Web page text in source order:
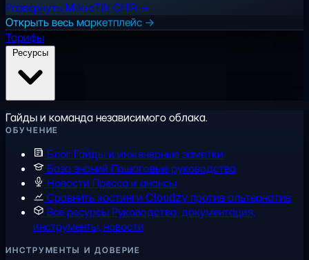
Развернуть MikroTik CHR →
Открыть весь маркетплейс →
Тарифы
Гайды и команда независимого облака.
ОБУЧЕНИЕ
Блог Гайды и инженерные заметки
База знаний Пошаговые руководства
Новости Пресса и анонсы
Сравнить хостинги Cloudzy против альтернатив
Все ресурсыРуководства, документация,
инструменты, новости
ИНСТРУМЕНТЫ И ДОВЕРИЕ